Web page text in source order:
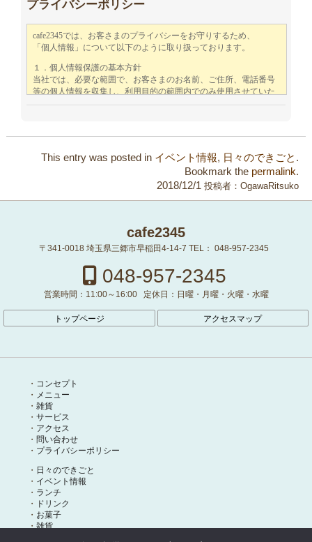
プライバシーポリシー
This entry was posted in イベント情報, 日々のできごと .
Bookmark the permalink.
2018/12/1 投稿者：OgawaRitsuko
cafe2345
〒341-0018 埼玉県三郷市早稲田4-14-7 TEL： 048-957-2345
048-957-2345
営業時間： 11:00～16:00 定休日： 日曜・月曜・火曜・水曜
トップページ アクセスマップ
コンセプト
メニュー
雑貨
サービス
アクセス
問い合わせ
プライバシーポリシー
日々のできごと
イベント情報
ランチ
ドリンク
お菓子
雑貨